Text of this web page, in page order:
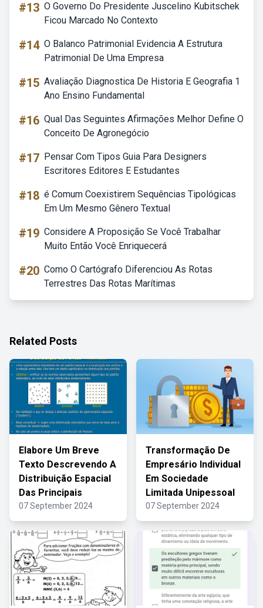
#13 O Governo Do Presidente Juscelino Kubitschek
Ficou Marcado No Contexto
#14 O Balanco Patrimonial Evidencia A Estrutura
Patrimonial De Uma Empresa
#15 Avaliação Diagnostica De Historia E Geografia 1
Ano Ensino Fundamental
#16 Qual Das Seguintes Afirmações Melhor Define O
Conceito De Agronegócio
#17 Pensar Com Tipos Guia Para Designers
Escritores Editores E Estudantes
#18 é Comum Coexistirem Sequências Tipológicas
Em Um Mesmo Gênero Textual
#19 Considere A Proposição Se Você Trabalhar
Muito Então Você Enriquecerá
#20 Como O Cartógrafo Diferenciou As Rotas
Terrestres Das Rotas Marítimas
Related Posts
Elabore Um Breve
Texto Descrevendo A
Distribuição Espacial
Das Principais
07 September 2024
Transformação De
Empresário Individual
Em Sociedade
Limitada Unipessoal
07 September 2024